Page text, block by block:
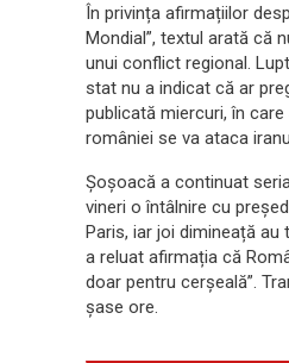
În privința afirmațiilor
Mondial”, textul arată că
unui conflict regional.
stat nu a indicat că ar
publicată miercuri, în
româniei se va ataca
Șoșoacă a continuat
vineri o întâlnire cu
Paris, iar joi dimineață au
a reluat afirmația că
doar pentru cerșeală”.
șase ore.